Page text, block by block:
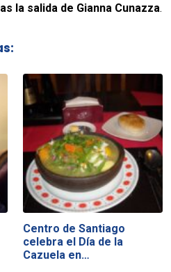
la salida de Gianna Cunazza.
Centro de Santiago
celebra el Día de la
Cazuela en…